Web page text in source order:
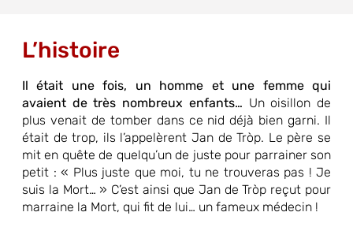
L’histoire
Il était une fois, un homme et une femme qui
avaient de très nombreux enfants… Un oisillon de
plus venait de tomber dans ce nid déjà bien garni. Il
était de trop, ils l’appelèrent Jan de Tròp. Le père se
mit en quête de quelqu’un de juste pour parrainer son
petit : « Plus juste que moi, tu ne trouveras pas ! Je
suis la Mort… » C’est ainsi que Jan de Tròp reçut pour
marraine la Mort, qui fit de lui… un fameux médecin !